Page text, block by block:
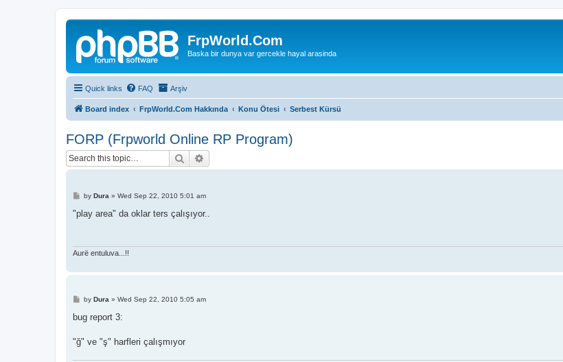
FrpWorld.Com
Baska bir dunya var gercekle hayal arasinda
Quick links FAQ Arşiv
Board index FrpWorld.Com Hakkında Konu Ötesi Serbest Kürsü
FORP (Frpworld Online RP Program)
Search
P
s
by Dura » Wed Sep 22, 2010 5:01 am
"play area" da oklar ters çalışıyor..
Aurë entuluva...!!
P
s
by Dura » Wed Sep 22, 2010 5:05 am
bug report 3:
"ğ" ve "ş" harfleri çalışmıyor